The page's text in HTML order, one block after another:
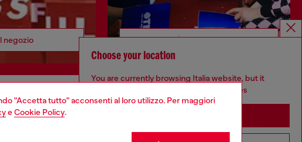
"Accetta tutto" acconsenti al loro utilizzo. Per maggiori
eCookie Policy.
negozio Scopri di più
CORPORATE
Choose your location
You are currently browsing Italia website, but it
seems you may be based in United States